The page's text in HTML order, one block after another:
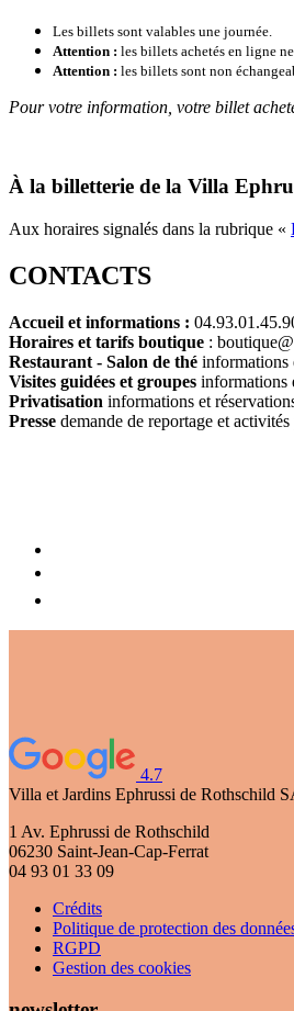
Les billets sont valables une journée.
Attention : les billets achetés en ligne
Attention : les billets sont non
Pour votre information, votre billet
À la billetterie de la Villa
Aux horaires signalés dans la rubrique «
CONTACTS
Accueil et informations :
Horaires et tarifs boutique :
Restaurant - Salon de thé informations
Visites guidées et groupes informations
Privatisation informations et
Presse demande de reportage et
4.7
Villa et Jardins Ephrussi de Rothschild
1 Av. Ephrussi de Rothschild
06230 Saint-Jean-Cap-Ferrat
04 93 01 33 09
Crédits
Politique de protection des
RGPD
Gestion des cookies